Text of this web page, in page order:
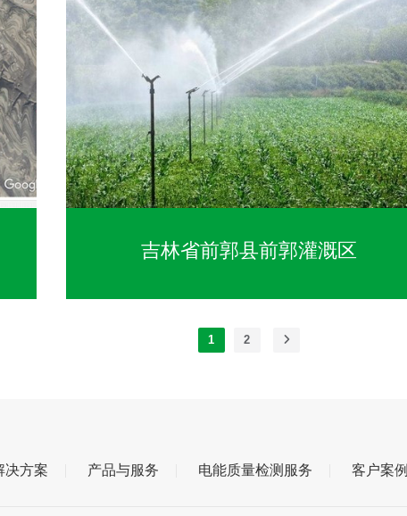
吉林省前郭县前郭灌溉区
1 2
决方案 产品与服务 电能质量检测服务 客户案例